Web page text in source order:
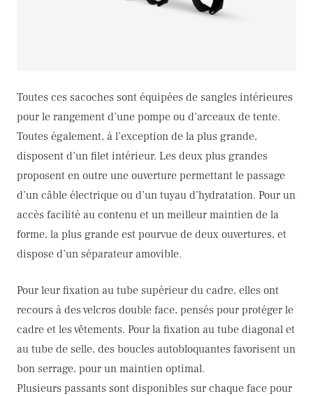
Toutes ces sacoches sont équipées de sangles intérieures
pour le rangement d’une pompe ou d’arceaux de tente.
Toutes également, à l’exception de la plus grande,
disposent d’un filet intérieur. Les deux plus grandes
proposent en outre une ouverture permettant le passage
d’un câble électrique ou d’un tuyau d’hydratation. Pour un
accès facilité au contenu et un meilleur maintien de la
forme, la plus grande est pourvue de deux ouvertures, et
dispose d’un séparateur amovible.
Pour leur fixation au tube supérieur du cadre, elles ont
recours à des velcros double face, pensés pour protéger le
cadre et les vêtements. Pour la fixation au tube diagonal et
au tube de selle, des boucles autobloquantes favorisent un
bon serrage, pour un maintien optimal.
Plusieurs passants sont disponibles sur chaque face pour